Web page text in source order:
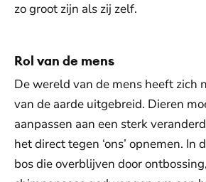
zo groot zijn als zij zelf.
Rol van de mens
De wereld van de mens heeft zich
van de aarde uitgebreid. Dieren
aanpassen aan een sterk
het direct tegen ‘ons’ opnemen. In
bos die overblijven door